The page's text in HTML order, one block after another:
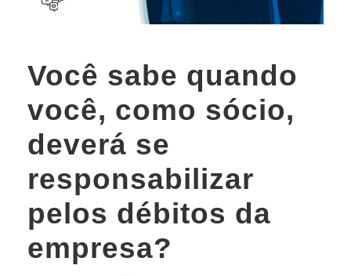
Você sabe quando
você, como sócio,
deverá se
responsabilizar
pelos débitos da
empresa?